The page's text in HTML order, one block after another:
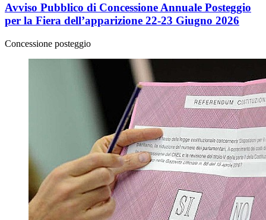
Avviso Pubblico di Concessione Annuale Posteggio
per la Fiera dell’apparizione 22-23 Giugno 2026
Concessione posteggio